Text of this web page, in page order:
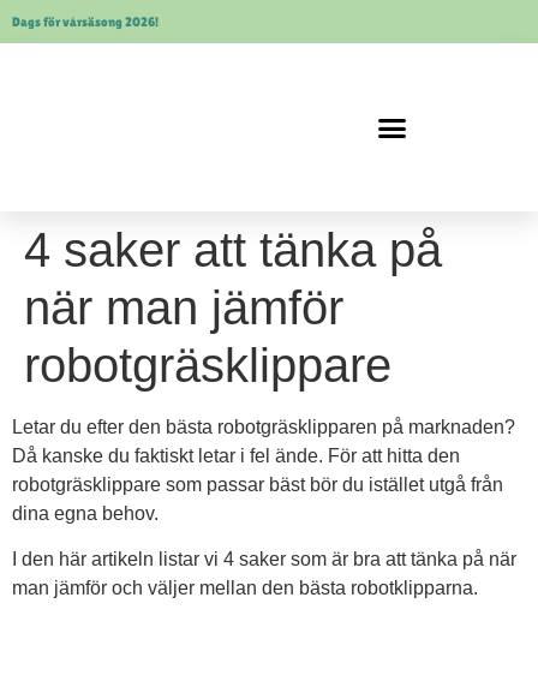
Dags för vårsäsong 2026!
4 saker att tänka på
när man jämför
robotgräsklippare
Letar du efter den bästa robotgräsklipparen på marknaden?
Då kanske du faktiskt letar i fel ände. För att hitta den
robotgräsklippare som passar bäst bör du istället utgå från
dina egna behov.
I den här artikeln listar vi 4 saker som är bra att tänka på när
man jämför och väljer mellan den bästa robotklipparna.